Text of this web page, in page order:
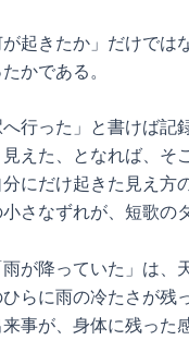
起きたか」だけでは
かである。
行った」と書けば記
えた、となれば、そ
にだけ起きた見え方
さなずれが、短歌の
が降っていた」は、
らに雨の冷たさが残
事が、身体に残った